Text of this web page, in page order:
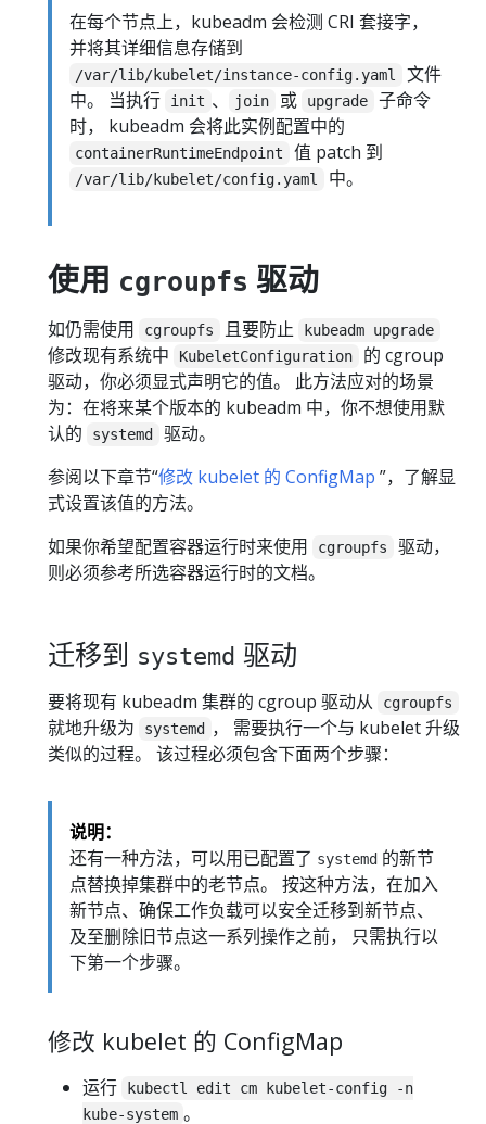
在每个节点上，kubeadm 会检测 CRI 套接字，
并将其详细信息存储到
/var/lib/kubelet/instance-config.yaml
文件
中。 当执行
init 、 join 或 upgrade
子命令
时， kubeadm 会将此实例配置中的
containerRuntimeEndpoint 值 patch 到
/var/lib/kubelet/config.yaml 中。
使用 cgroupfs 驱动
如仍需使用 cgroupfs 且要防止 kubeadm upgrade
修改现有系统中 KubeletConfiguration
的 cgroup
驱动，你必须显式声明它的值。 此方法应对的场景
为：在将来某个版本的 kubeadm 中，你不想使用默
认的
systemd
驱动。
参阅以下章节“修改 kubelet 的 ConfigMap ”，了解显
式设置该值的方法。
如果你希望配置容器运行时来使用
cgroupfs
驱动，
则必须参考所选容器运行时的文档。
迁移到 systemd 驱动
要将现有 kubeadm 集群的 cgroup 驱动从 cgroupfs
就地升级为 systemd
， 需要执行一个与 kubelet 升级
类似的过程。 该过程必须包含下面两个步骤：
说明：
还有一种方法，可以用已配置了 systemd 的新节
点替换掉集群中的老节点。 按这种方法，在加入
新节点、确保工作负载可以安全迁移到新节点、
及至删除旧节点这一系列操作之前， 只需执行以
下第一个步骤。
修改 kubelet 的 ConfigMap
运行
kubectl edit cm kubelet-config -n
kube-system 。